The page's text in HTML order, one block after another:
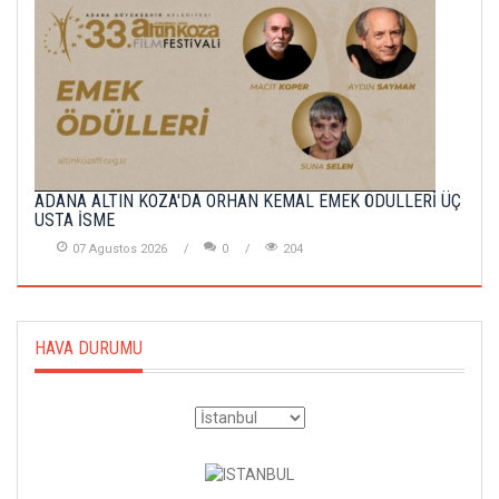
ADANA ALTIN KOZA'DA ORHAN KEMAL EMEK ÖDÜLLERİ ÜÇ
USTA İSME
07 Agustos 2026 0 204
HAVA DURUMU